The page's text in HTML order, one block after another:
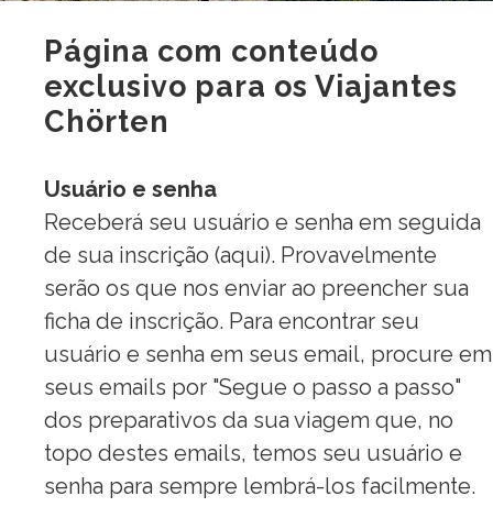
Página com conteúdo
exclusivo para os Viajantes
Chörten
Usuário e senha
Receberá seu usuário e senha em seguida
de sua inscrição (aqui). Provavelmente
serão os que nos enviar ao preencher sua
ficha de inscrição. Para encontrar seu
usuário e senha em seus email, procure em
seus emails por "Segue o passo a passo"
dos preparativos da sua viagem que, no
topo destes emails, temos seu usuário e
senha para sempre lembrá-los facilmente.